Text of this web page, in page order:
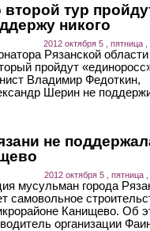
тур
никого
2012 октября 5 , пятница ,
Рязанской области
пройдут
Владимир Федоткин,
Шерин не
не
2012 октября 5 , пятница ,
мусульман города
самовольное
Канищево. Об
организации